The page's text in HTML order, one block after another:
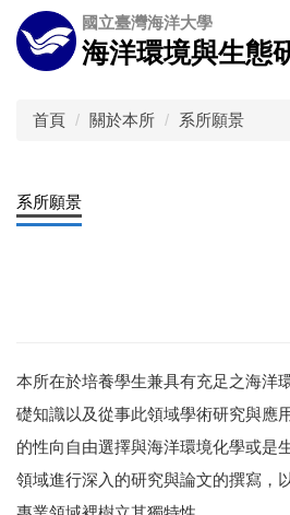
跳
到
主
國立臺灣海洋大學
海洋環境與生態
首頁 關於本所 系所願景
系所願景
本所在於培養學生兼具有充足之海洋
礎知識以及從事此領域學術研究與應
的性向自由選擇與海洋環境化學或是
領域進行深入的研究與論文的撰寫，